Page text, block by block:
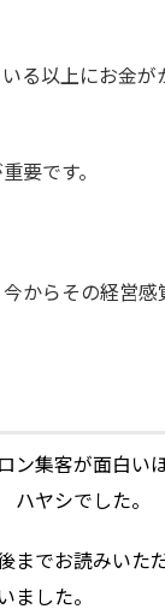
る以上にお金が
要です。
からその経営感
ン集客が面白い
ヤシでした。
までお読みいた
ました。